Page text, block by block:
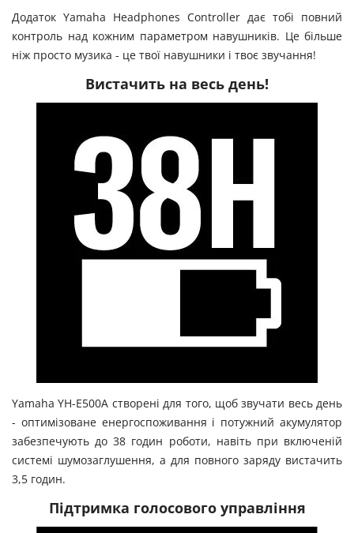
Додаток Yamaha Headphones Controller дає тобі повний
контроль над кожним параметром навушників. Це більше
ніж просто музика - це твої навушники і твоє звучання!
Вистачить на весь день!
Yamaha YH-E500A створені для того, щоб звучати весь день
- оптимізоване енергоспоживання і потужний акумулятор
забезпечують до 38 годин роботи, навіть при включеній
системі шумозаглушення, а для повного заряду вистачить
3,5 годин.
Підтримка голосового управління